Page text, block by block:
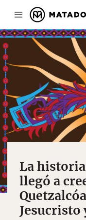
La
llegó a
Jesucristo